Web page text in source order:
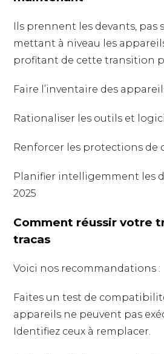
Ils prennent les devants, pas
mettant à niveau les
profitant de cette transition
Faire l’inventaire des
Rationaliser les outils et
Renforcer les protections de
Planifier intelligemment les
2025
Comment réussir votre
tracas
Voici nos recommandations :
Faites un test de
appareils ne peuvent pas
Identifiez ceux à remplacer.